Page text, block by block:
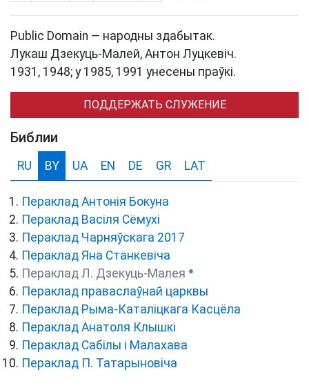
Public Domain — народны здабытак.
Лукаш Дзекуць-Малей, Антон Луцкевіч.
1931, 1948; у 1985, 1991 унесены праўкі.
ПОДДЕРЖАТЬ СЛУЖЕНИЕ
Библии
RU BY UA EN DE GR LAT
Пераклад Антонія Бокуна
Пераклад Васіля Сёмухі
Пераклад Чарняўскага 2017
Пераклад Яна Станкевіча
Пераклад Л. Дзекуць-Малея ●
Пераклад праваслаўнай царквы
Пераклад Рыма-Каталіцкага Касцёла
Пераклад Анатоля Клышкi
Пераклад Сабілы і Малахава
Пераклад П. Татарыновіча